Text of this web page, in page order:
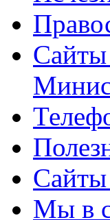
Сайты
Мы в